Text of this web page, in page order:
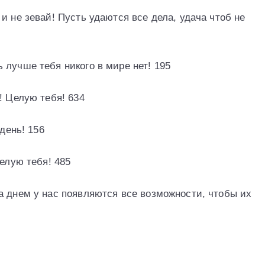
зевай! Пусть удаются все дела, удача чтоб не
тебя никого в мире нет! 195
Целую тебя! 634
156
тебя! 485
у нас появляются все возможности, чтобы их